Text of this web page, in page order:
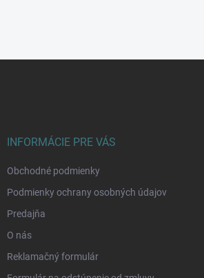
INFORMÁCIE PRE VÁS
Obchodné podmienky
Podmienky ochrany osobných údajov
Predajňa
O nás
Reklamačný formulár